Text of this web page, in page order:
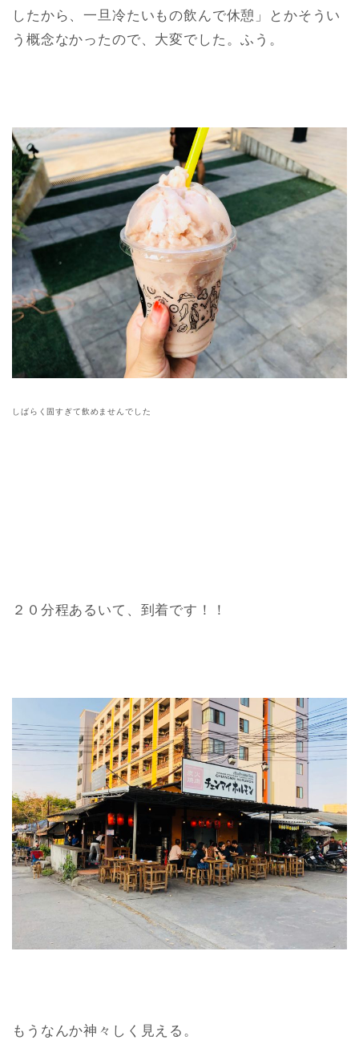
したから、一旦冷たいもの飲んで休憩」とかそうい
う概念なかったので、大変でした。ふう。
しばらく固すぎて飲めませんでした
２０分程あるいて、到着です！！
もうなんか神々しく見える。